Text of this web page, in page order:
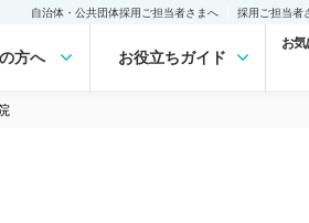
自治体・公共団体採用ご担当者さまへ 採用ご担当者
方へ お役立ちガイド
お